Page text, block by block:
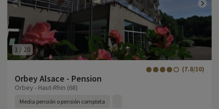
1 / 20
Orbey Alsace - Pension
(7.8/10)
Orbey - Haut-Rhin (68)
Media pensión o pensión completa